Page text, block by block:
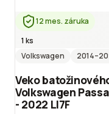
12 mes. záruka
1 ks
Volkswagen
2014
Veko
Volkswagen
- 2022 LI7F